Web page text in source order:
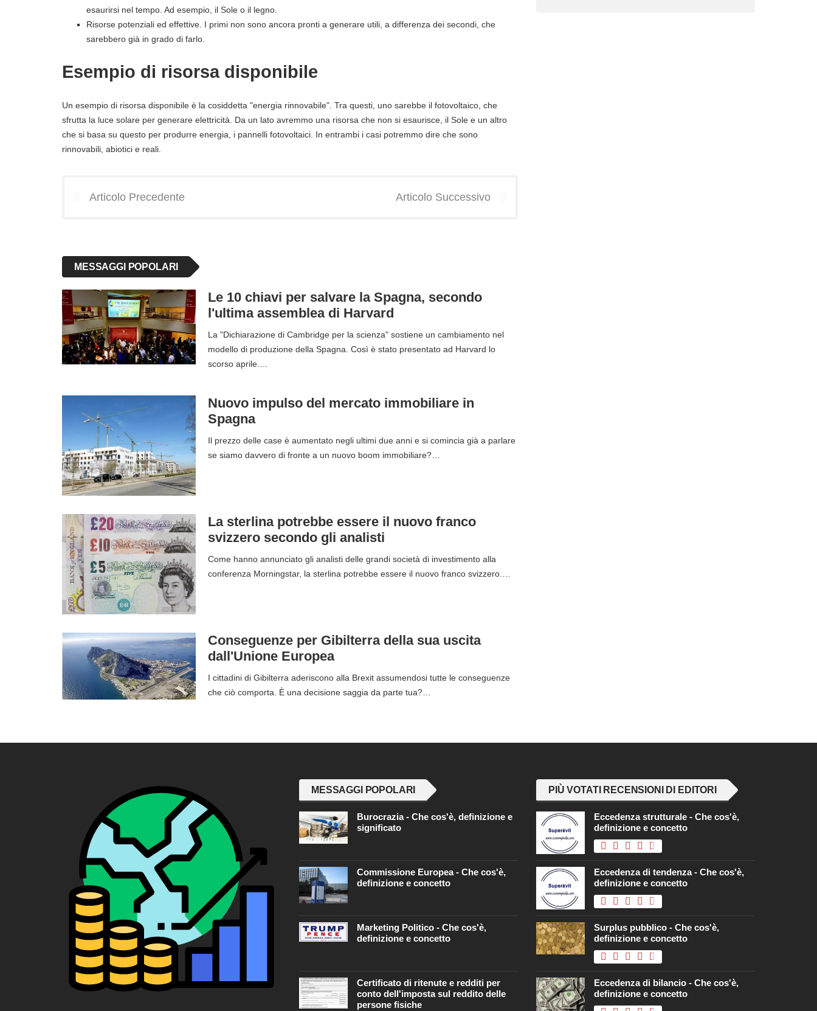
esaurirsi nel tempo. Ad esempio, il Sole o il legno.
Risorse potenziali ed effettive. I primi non sono ancora pronti a generare utili, a differenza dei secondi, che
sarebbero già in grado di farlo.
Esempio di risorsa disponibile
Un esempio di risorsa disponibile è la cosiddetta "energia rinnovabile". Tra questi, uno sarebbe il fotovoltaico, che
sfrutta la luce solare per generare elettricità. Da un lato avremmo una risorsa che non si esaurisce, il Sole e un altro
che si basa su questo per produrre energia, i pannelli fotovoltaici. In entrambi i casi potremmo dire che sono
rinnovabili, abiotici e reali.
Articolo Precedente Articolo Successivo
MESSAGGI POPOLARI
Le 10 chiavi per salvare la Spagna, secondo
l'ultima assemblea di Harvard
La "Dichiarazione di Cambridge per la scienza" sostiene un cambiamento nel
modello di produzione della Spagna. Così è stato presentato ad Harvard lo
scorso aprile.…
Nuovo impulso del mercato immobiliare in
Spagna
Il prezzo delle case è aumentato negli ultimi due anni e si comincia già a parlare
se siamo davvero di fronte a un nuovo boom immobiliare?…
La sterlina potrebbe essere il nuovo franco
svizzero secondo gli analisti
Come hanno annunciato gli analisti delle grandi società di investimento alla
conferenza Morningstar, la sterlina potrebbe essere il nuovo franco svizzero.…
Conseguenze per Gibilterra della sua uscita
dall'Unione Europea
I cittadini di Gibilterra aderiscono alla Brexit assumendosi tutte le conseguenze
che ciò comporta. È una decisione saggia da parte tua?…
MESSAGGI POPOLARI
Burocrazia - Che cos'è, definizione e
significato
Commissione Europea - Che cos'è,
definizione e concetto
Marketing Politico - Che cos'è,
definizione e concetto
Certificato di ritenute e redditi per
conto dell'imposta sul reddito delle
persone fisiche
PIÙ VOTATI RECENSIONI DI EDITORI
Eccedenza strutturale - Che cos'è,
definizione e concetto
Eccedenza di tendenza - Che cos'è,
definizione e concetto
Surplus pubblico - Che cos'è,
definizione e concetto
Eccedenza di bilancio - Che cos'è,
definizione e concetto